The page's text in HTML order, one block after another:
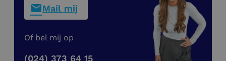
Mail mij
Of bel mij op
(024) 373 64 15